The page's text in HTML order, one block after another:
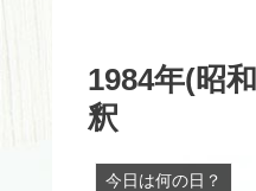
1984年(昭
釈
今日は何の日？